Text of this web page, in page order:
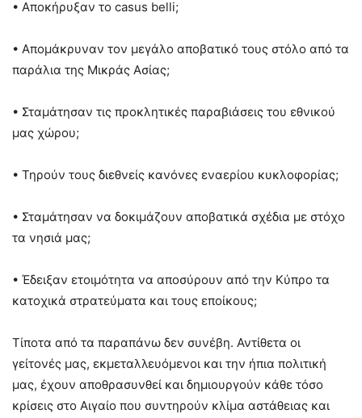
• Αποκήρυξαν το casus belli;
• Απομάκρυναν τον μεγάλο αποβατικό τους στόλο από τα
παράλια της Μικράς Ασίας;
• Σταμάτησαν τις προκλητικές παραβιάσεις του εθνικού
μας χώρου;
• Τηρούν τους διεθνείς κανόνες εναερίου κυκλοφορίας;
• Σταμάτησαν να δοκιμάζουν αποβατικά σχέδια με στόχο
τα νησιά μας;
• Έδειξαν ετοιμότητα να αποσύρουν από την Κύπρο τα
κατοχικά στρατεύματα και τους εποίκους;
Τίποτα από τα παραπάνω δεν συνέβη. Αντίθετα οι
γείτονές μας, εκμεταλλευόμενοι και την ήπια πολιτική
μας, έχουν αποθρασυνθεί και δημιουργούν κάθε τόσο
κρίσεις στο Αιγαίο που συντηρούν κλίμα αστάθειας και